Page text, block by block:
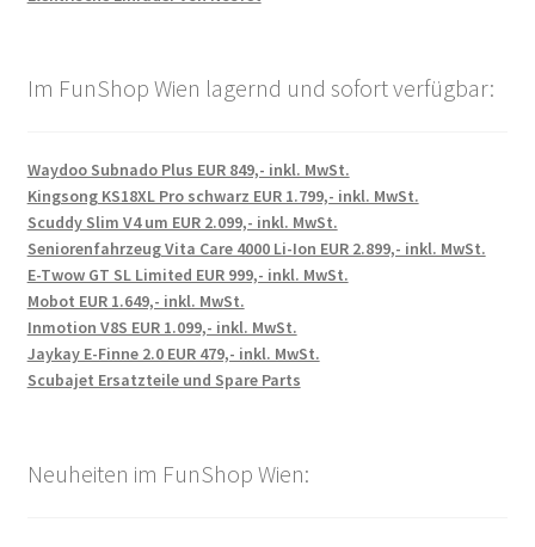
Im FunShop Wien lagernd und sofort verfügbar:
Waydoo Subnado Plus EUR 849,- inkl. MwSt.
Kingsong KS18XL Pro schwarz EUR 1.799,- inkl. MwSt.
Scuddy Slim V4 um EUR 2.099,- inkl. MwSt.
Seniorenfahrzeug Vita Care 4000 Li-Ion EUR 2.899,- inkl. MwSt.
E-Twow GT SL Limited EUR 999,- inkl. MwSt.
Mobot EUR 1.649,- inkl. MwSt.
Inmotion V8S EUR 1.099,- inkl. MwSt.
Jaykay E-Finne 2.0 EUR 479,- inkl. MwSt.
Scubajet Ersatzteile und Spare Parts
Neuheiten im FunShop Wien: